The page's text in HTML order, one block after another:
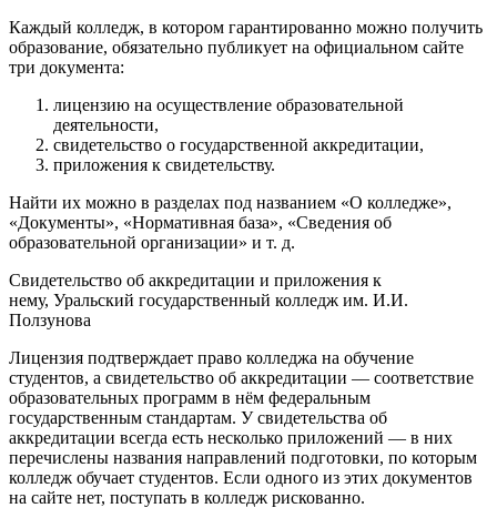
Каждый колледж, в котором гарантированно можно получить
образование, обязательно публикует на официальном сайте
три документа:
лицензию на осуществление образовательной
деятельности,
свидетельство о государственной аккредитации,
приложения к свидетельству.
Найти их можно в разделах под названием «О колледже»,
«Документы», «Нормативная база», «Сведения об
образовательной организации» и т. д.
Свидетельство об аккредитации и приложения к
нему, Уральский государственный колледж им. И.И.
Ползунова
Лицензия подтверждает право колледжа на обучение
студентов, а свидетельство об аккредитации — соответствие
образовательных программ в нём федеральным
государственным стандартам. У свидетельства об
аккредитации всегда есть несколько приложений — в них
перечислены названия направлений подготовки, по которым
колледж обучает студентов. Если одного из этих документов
на сайте нет, поступать в колледж рискованно.